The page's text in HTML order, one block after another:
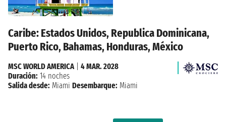
Caribe: Estados Unidos, Republica Dominicana,
Puerto Rico, Bahamas, Honduras, México
MSC WORLD AMERICA| 4 MAR. 2028
Duración: 14 noches
Salida desde: Miami Desembarque: Miami